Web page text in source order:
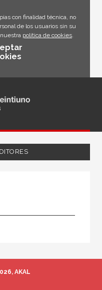
con finalidad técnica, no
de los usuarios sin su
política de cookies.
AKAL